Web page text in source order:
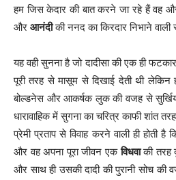
हम जिस केदार की बात करने जा रहे हैं वह
और आनंदीकी ननद का किरदार निभाने वाली
यह वही सुनना है जो दादीसा की एक ही
पूरी तरह से मासूम से दिखाई देती थी लेकिन
बोल्डनेस और आकर्षक लुक की वजह से सुर्खियां
धारावाहिक में सुगना का चरित्र काफी शांत
प्रेमी प्रताप से विवाह करने वाली ही होती
और वह अपना पूरा जीवन एकविधवाकी तरह
और साथ ही उसकी दादी की पुरानी सोच की